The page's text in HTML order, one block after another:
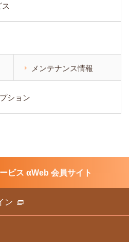
メンテナンス情報
ション
ビス αWeb 会員サイト
ン